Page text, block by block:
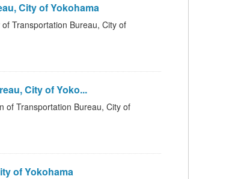
City of Yokohama
Transportation Bureau, City of
City of Yoko...
of Transportation Bureau, City of
of Yokohama